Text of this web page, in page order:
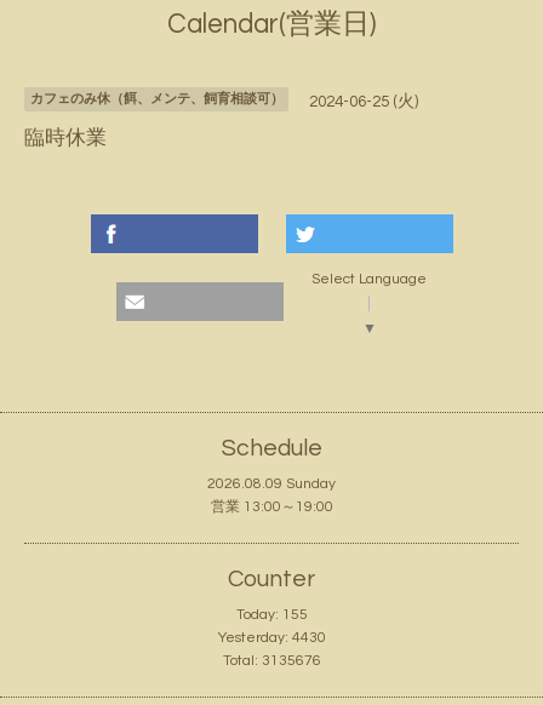
Calendar(営業日)
カフェのみ休（餌、メンテ、飼育相談可） 2024-06-25 (火)
臨時休業
Select Language
▼
Schedule
2026.08.09 Sunday
営業 13:00～19:00
Counter
Today: 155
Yesterday: 4430
Total: 3135676